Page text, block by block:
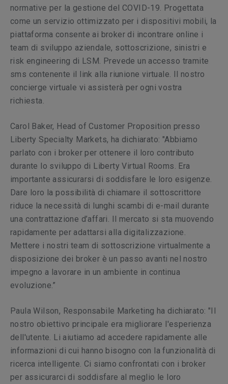
normative per la gestione del COVID-19. Progettata
come un servizio ottimizzato per i dispositivi mobili, la
piattaforma consente ai broker di incontrare online i
team di sviluppo aziendale, sottoscrizione, sinistri e
risk engineering di LSM. Prevede un accesso tramite
sms contenente il link alla riunione virtuale. Il nostro
concierge virtuale vi assisterà per ogni vostra
richiesta.
Carol Baker, Head of Customer Proposition presso
Liberty Specialty Markets, ha dichiarato: "Abbiamo
parlato con i broker per ottenere il loro contributo
durante lo sviluppo di Liberty Virtual Rooms. Era
importante assicurarsi di soddisfare le loro esigenze.
Dare loro la possibilità di chiamare il sottoscrittore
riduce la necessità di lunghi scambi di e-mail durante
una contrattazione d’affari. Il mercato si sta muovendo
rapidamente per adattarsi alla digitalizzazione.
Mettere i nostri team di sottoscrizione virtualmente a
disposizione dei broker è un passo avanti nel nostro
impegno a lavorare in un ambiente in continua
evoluzione.”
Paula Wilson, Responsabile Marketing ha dichiarato: "Il
nostro obiettivo principale era migliorare l'esperienza
dell'utente. Li aiutiamo ad accedere rapidamente alle
informazioni di cui hanno bisogno con la funzionalità di
ricerca intelligente. Ci siamo confrontati con i broker
per assicurarci di soddisfare al meglio le loro